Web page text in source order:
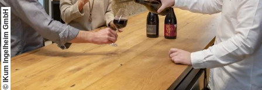
Buchung & Service
ShopRheinhessen-Blog Karte
© IKum Ingelheim GmbH